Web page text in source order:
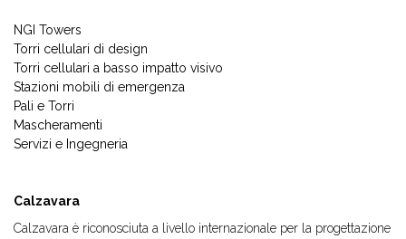
NGI Towers
Torri cellulari di design
Torri cellulari a basso impatto visivo
Stazioni mobili di emergenza
Pali e Torri
Mascheramenti
Servizi e Ingegneria
Calzavara
Calzavara è riconosciuta a livello internazionale per la progettazione